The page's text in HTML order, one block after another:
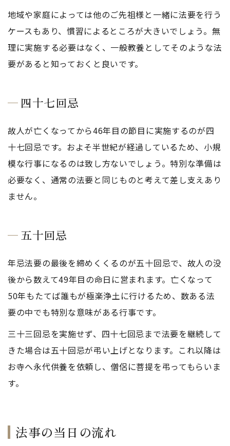
地域や家庭によっては他のご先祖様と一緒に法要を行う
ケースもあり、慣習によるところが大きいでしょう。無
理に実施する必要はなく、一般教養としてそのような法
要があると知っておくと良いです。
四十七回忌
故人が亡くなってから46年目の節目に実施するのが四
十七回忌です。およそ半世紀が経過しているため、小規
模な行事になるのは致し方ないでしょう。特別な準備は
必要なく、通常の法要と同じものと考えて差し支えあり
ません。
五十回忌
年忌法要の最後を締めくくるのが五十回忌で、故人の没
後から数えて49年目の命日に営まれます。亡くなって
50年もたてば誰もが極楽浄土に行けるため、数ある法
要の中でも特別な意味がある行事です。
三十三回忌を実施せず、四十七回忌まで法要を継続して
きた場合は五十回忌が弔い上げとなります。これ以降は
お寺へ永代供養を依頼し、僧侶に菩提を弔ってもらいま
す。
法事の当日の流れ